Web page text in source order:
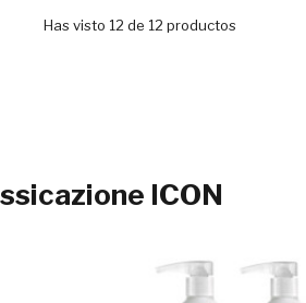
Has visto 12 de 12 productos
ICON